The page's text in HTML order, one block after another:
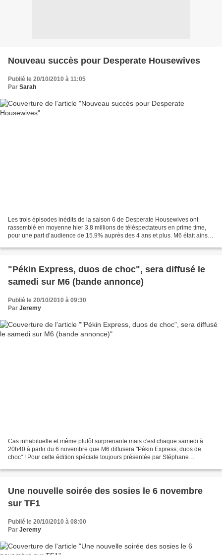
Nouveau succès pour Desperate Housewives
Publié le 20/10/2010 à 11:05
Par Sarah
Les trois épisodes inédits de la saison 6 de Desperate Housewives ont
rassemblé en moyenne hier 3.8 millions de téléspectateurs en prime time,
pour une part d’audience de 15.9% auprès des 4 ans et plus. M6 était ainsi
"Pékin Express, duos de choc", sera diffusé le
samedi sur M6 (bande annonce)
Publié le 20/10/2010 à 09:30
Par Jeremy
Cas inhabituelle et même plutôt surprenante mais c'est chaque samedi à
20h40 à partir du 6 novembre que M6 diffusera "Pékin Express, duos de
choc" ! Pour cette édition spéciale toujours présentée par Stéphane
Une nouvelle soirée des sosies le 6 novembre
sur TF1
Publié le 20/10/2010 à 08:00
Par Jeremy